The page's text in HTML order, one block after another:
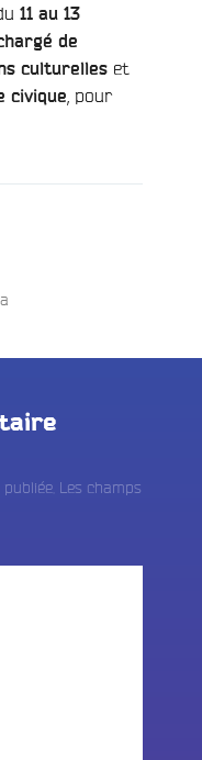
11 au 13
de
culturelles et
civique , pour
Les champs